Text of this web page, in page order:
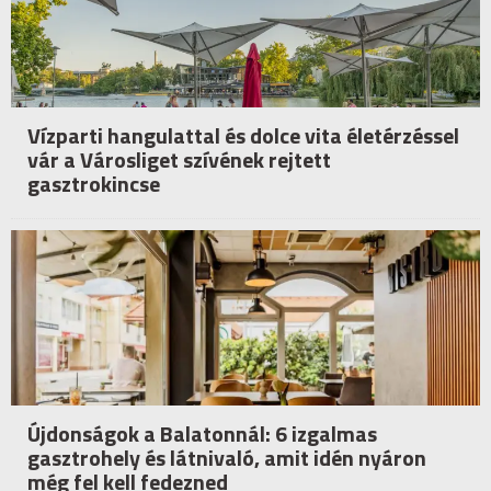
Vízparti hangulattal és dolce vita életérzéssel
vár a Városliget szívének rejtett
gasztrokincse
Újdonságok a Balatonnál: 6 izgalmas
gasztrohely és látnivaló, amit idén nyáron
még fel kell fedezned